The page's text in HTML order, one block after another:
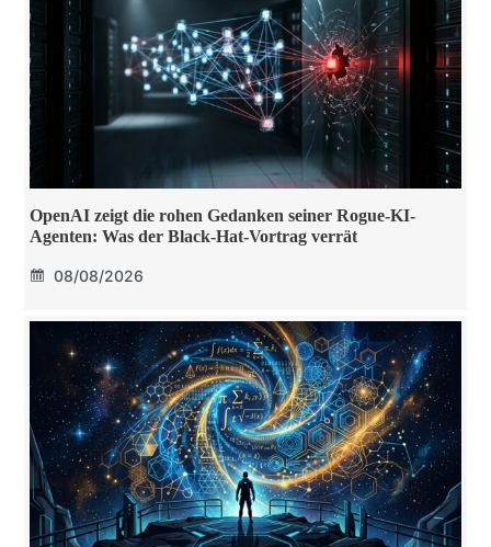
OpenAI zeigt die rohen Gedanken seiner Rogue-KI-
Agenten: Was der Black-Hat-Vortrag verrät
08/08/2026